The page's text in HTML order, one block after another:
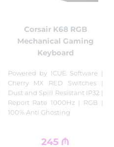
Corsair K68 RGB
Mechanical Gaming
Keyboard
Powered by ICUE Software |
Cherry MX RED Switches |
Dust and Spill Resistant IP32 |
Report Rate 1000Hz | RGB |
100% Anti Ghosting
245 ₼